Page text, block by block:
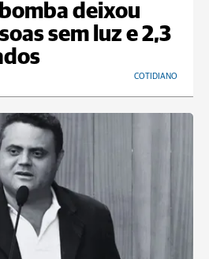
deixou
sem luz e 2,3
COTIDIANO